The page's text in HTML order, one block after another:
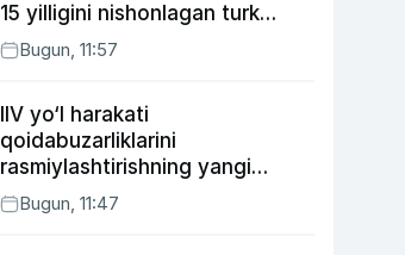
15 yilligini nishonlagan turk
aktyorlari va Kamelot qasriga
sayohat qilgan Zebo Rahimova
Bugun, 11:57
IIV yo‘l harakati
qoidabuzarliklarini
rasmiylashtirishning yangi
tartibini taklif qildi
Bugun, 11:47